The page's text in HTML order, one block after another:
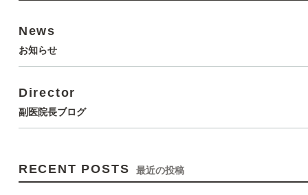
News
お知らせ
Director
副医院長ブログ
RECENT POSTS 最近の投稿